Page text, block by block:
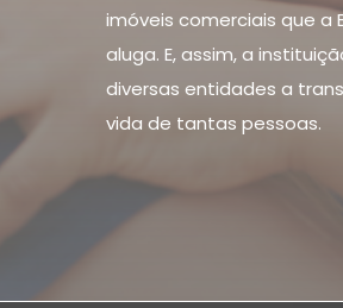
imóveis comerciais que a
aluga. E, assim, a
diversas entidades a
vida de tantas pessoas.